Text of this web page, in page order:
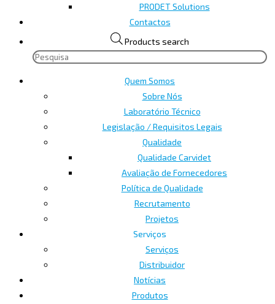
PRODET Solutions
Contactos
Products search
Quem Somos
Sobre Nós
Laboratório Técnico
Legislação / Requisitos Legais
Qualidade
Qualidade Carvidet
Avaliação de Fornecedores
Política de Qualidade
Recrutamento
Projetos
Serviços
Serviços
Distribuidor
Notícias
Produtos